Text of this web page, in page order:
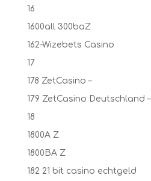
16
1600all 300baZ
162-Wizebets Casino
17
178 ZetCasino –
179 ZetCasino Deutschland –
18
1800A Z
1800BA Z
182 21 bit casino echtgeld